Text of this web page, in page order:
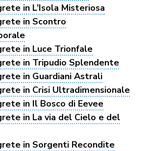
in L’Isola Misteriosa
in Scontro
in Luce Trionfale
in Tripudio Splendente
in Guardiani Astrali
in Crisi Ultradimensionale
in Il Bosco di Eevee
in La via del Cielo e del
in Sorgenti Recondite